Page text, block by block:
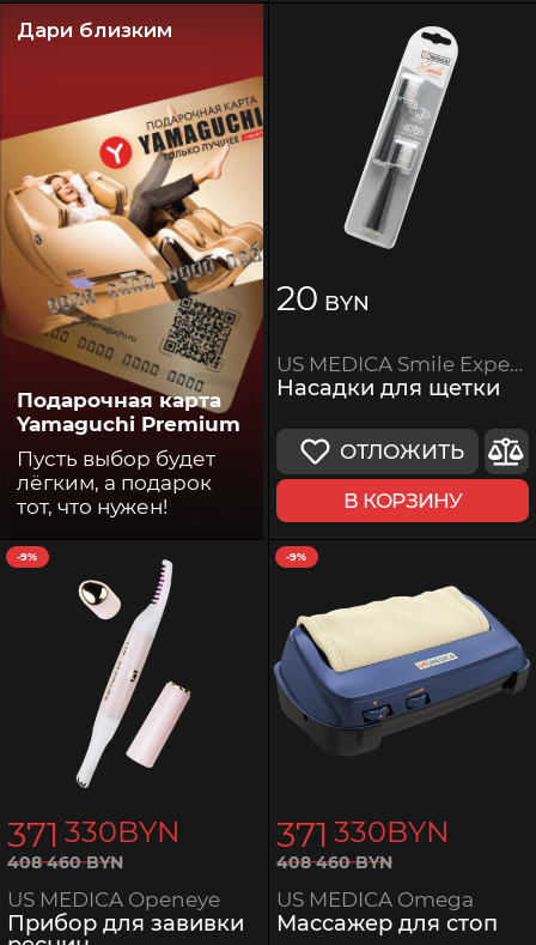
Дари близким
Подарочная карта
Yamaguchi Premium
Пусть выбор будет
лёгким, а подарок
тот, что нужен!
20 BYN
US MEDICA Smile Expert Brushes
Насадки для щетки
ОТЛОЖИТЬ
В КОРЗИНУ
-9%
371 330BYN
408 460BYN
US MEDICA Openeye
Прибор для завивки
-9%
371 330BYN
408 460BYN
US MEDICA Omega
Массажер для стоп